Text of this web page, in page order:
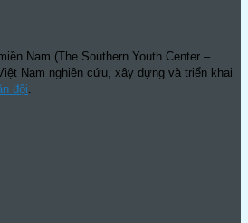
Nam (The Southern Youth Center –
Nam nghiên cứu, xây dựng và triển khai
đội